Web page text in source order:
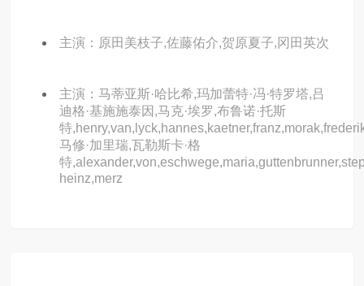
主演：原田美枝子,佐藤佑介,贺原夏子,冈田英次
主演：马蒂亚斯·哈比希,玛加蕾特·冯·特罗塔,吕
迪格·基施施泰因,马克·埃罗,布鲁诺·托斯
特
马修·加里瑞,瓦勒斯卡·格
特
heinz,merz